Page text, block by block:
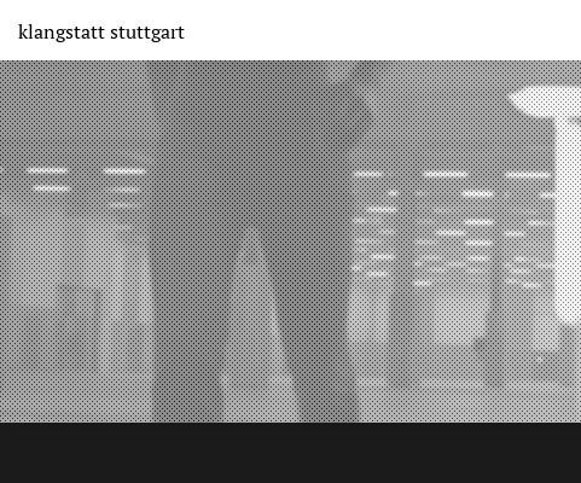
zum
Inhalt
klangstattstuttgart